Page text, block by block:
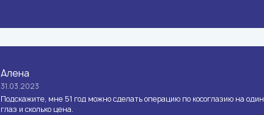
Алена
31.03.2023
Подскажите, мне 51 год можно сделать операцию по косоглазию на один
глаз и сколько цена.